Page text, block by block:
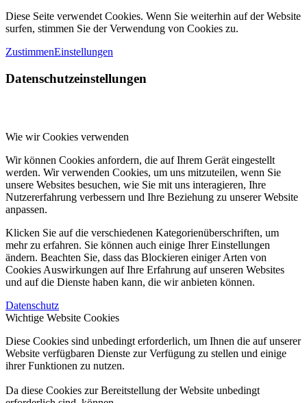
Diese Seite verwendet Cookies. Wenn Sie weiterhin auf der Website
surfen, stimmen Sie der Verwendung von Cookies zu.
ZustimmenEinstellungen
Datenschutzeinstellungen
Wie wir Cookies verwenden
Wir können Cookies anfordern, die auf Ihrem Gerät eingestellt
werden. Wir verwenden Cookies, um uns mitzuteilen, wenn Sie
unsere Websites besuchen, wie Sie mit uns interagieren, Ihre
Nutzererfahrung verbessern und Ihre Beziehung zu unserer Website
anpassen.
Klicken Sie auf die verschiedenen Kategorienüberschriften, um
mehr zu erfahren. Sie können auch einige Ihrer Einstellungen
ändern. Beachten Sie, dass das Blockieren einiger Arten von
Cookies Auswirkungen auf Ihre Erfahrung auf unseren Websites
und auf die Dienste haben kann, die wir anbieten können.
Datenschutz
Wichtige Website Cookies
Diese Cookies sind unbedingt erforderlich, um Ihnen die auf unserer
Website verfügbaren Dienste zur Verfügung zu stellen und einige
ihrer Funktionen zu nutzen.
Da diese Cookies zur Bereitstellung der Website unbedingt